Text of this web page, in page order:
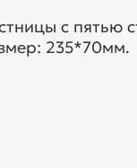
с пятью
235*70мм.